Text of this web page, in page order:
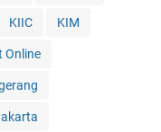
KIIC KIM
Online